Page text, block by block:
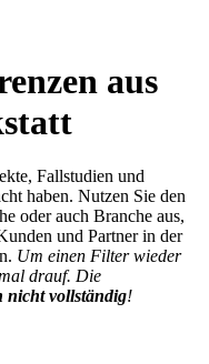
aus
Fallstudien und
haben. Nutzen Sie den
oder auch Branche aus,
und Partner in der
Um einen Filter wieder
drauf. Die
nicht vollständig!